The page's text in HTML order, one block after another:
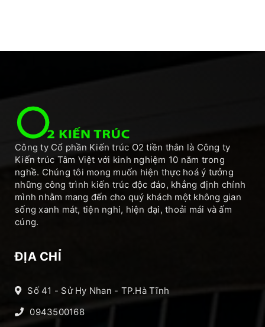
Công ty Cổ phần Kiến trúc O2 tiền thân là Công ty
Kiến trúc Tâm Việt với kinh nghiệm 10 năm trong
nghề. Chúng tôi mong muốn hiện thực hoá ý tưởng
những công trình kiến trúc độc đáo, khẳng định chính
mình nhằm mang đến cho quý khách một không gian
sống xanh mát, tiện nghi, hiện đại, thoải mái và ấm
cúng.
ĐỊA CHỈ
Số 41 - Sử Hy Nhan - TP.Hà Tĩnh
0943500168